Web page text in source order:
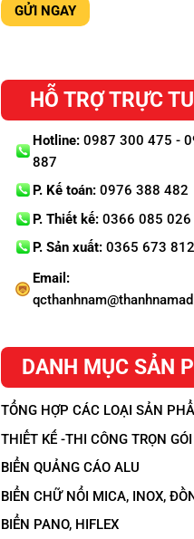
HỖ TRỢ TRỰC
Hotline:0987 300 475 -
887
P. Kế toán:0976 388 482
P. Thiết kế:0366 085 026
P. Sản xuất:0365 673 812
Email:
DANH MỤC SẢN
TỔNG HỢP CÁC LOẠI SẢN
THIẾT KẾ -THI CÔNG TRỌN GÓI
BIỂN QUẢNG CÁO ALU
BIỂN CHỮ NỔI MICA, INOX,
BIỂN PANO, HIFLEX